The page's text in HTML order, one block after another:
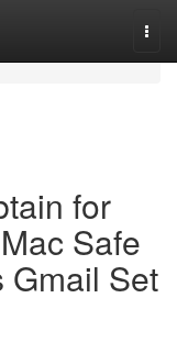
for
Safe
Gmail Set